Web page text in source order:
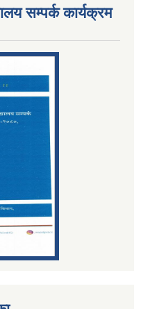
सम्पर्क कार्यक्रम